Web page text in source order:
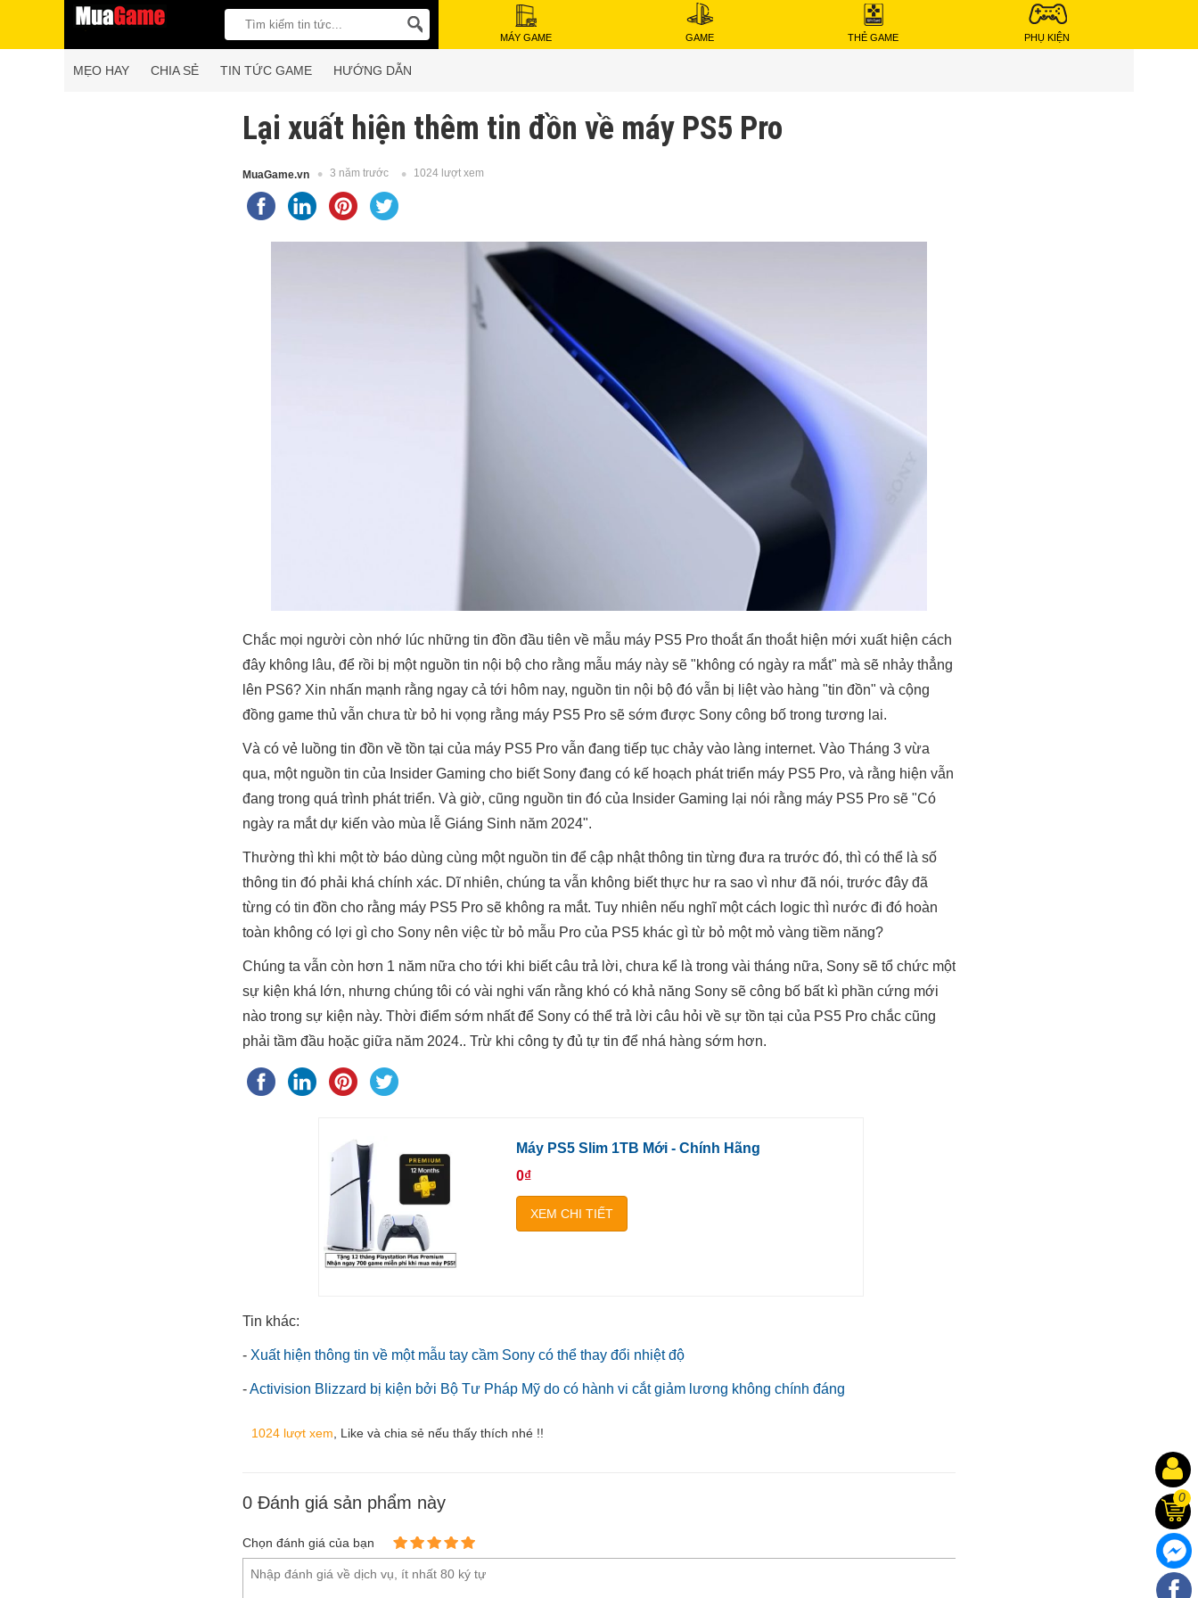
MÁY GAME GAME THẺ GAME PHỤ KIỆN
MẸO HAY CHIA SẺ TIN TỨC GAME HƯỚNG DẪN
Lại xuất hiện thêm tin đồn về máy PS5 Pro
MuaGame.vn 3 năm trước 1024 lượt xem
Chắc mọi người còn nhớ lúc những tin đồn đầu tiên về mẫu máy PS5 Pro thoắt ẩn thoắt hiện mới xuất hiện cách
đây không lâu, để rồi bị một nguồn tin nội bộ cho rằng mẫu máy này sẽ "không có ngày ra mắt" mà sẽ nhảy thẳng
lên PS6? Xin nhấn mạnh rằng ngay cả tới hôm nay, nguồn tin nội bộ đó vẫn bị liệt vào hàng "tin đồn" và cộng
đồng game thủ vẫn chưa từ bỏ hi vọng rằng máy PS5 Pro sẽ sớm được Sony công bố trong tương lai.
Và có vẻ luồng tin đồn về tồn tại của máy PS5 Pro vẫn đang tiếp tục chảy vào làng internet. Vào Tháng 3 vừa
qua, một nguồn tin của Insider Gaming cho biết Sony đang có kế hoạch phát triển máy PS5 Pro, và rằng hiện vẫn
đang trong quá trình phát triển. Và giờ, cũng nguồn tin đó của Insider Gaming lại nói rằng máy PS5 Pro sẽ "Có
ngày ra mắt dự kiến vào mùa lễ Giáng Sinh năm 2024".
Thường thì khi một tờ báo dùng cùng một nguồn tin để cập nhật thông tin từng đưa ra trước đó, thì có thể là số
thông tin đó phải khá chính xác. Dĩ nhiên, chúng ta vẫn không biết thực hư ra sao vì như đã nói, trước đây đã
từng có tin đồn cho rằng máy PS5 Pro sẽ không ra mắt. Tuy nhiên nếu nghĩ một cách logic thì nước đi đó hoàn
toàn không có lợi gì cho Sony nên việc từ bỏ mẫu Pro của PS5 khác gì từ bỏ một mỏ vàng tiềm năng?
Chúng ta vẫn còn hơn 1 năm nữa cho tới khi biết câu trả lời, chưa kể là trong vài tháng nữa, Sony sẽ tổ chức một
sự kiện khá lớn, nhưng chúng tôi có vài nghi vấn rằng khó có khả năng Sony sẽ công bố bất kì phần cứng mới
nào trong sự kiện này. Thời điểm sớm nhất để Sony có thể trả lời câu hỏi về sự tồn tại của PS5 Pro chắc cũng
phải tầm đầu hoặc giữa năm 2024.. Trừ khi công ty đủ tự tin để nhá hàng sớm hơn.
Máy PS5 Slim 1TB Mới - Chính Hãng
0₫
XEM CHI TIẾT
Tin khác:
- Xuất hiện thông tin về một mẫu tay cầm Sony có thể thay đổi nhiệt độ
-Activision Blizzard bị kiện bởi Bộ Tư Pháp Mỹ do có hành vi cắt giảm lương không chính đáng
1024 lượt xem , Like và chia sẻ nếu thấy thích nhé !!
0 Đánh giá sản phẩm này
Chọn đánh giá của bạn
0